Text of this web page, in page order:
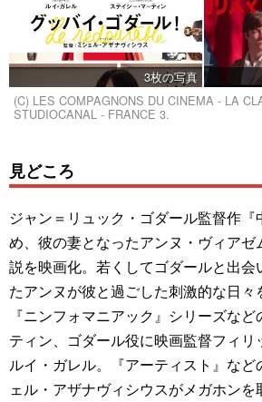
3枚の写真
(C) LES COMPAGNONS DU CINEMA - LA
STUDIOCANAL - FRANCE 3.
見どころ
ジャン＝リュック・ゴダール監督作
め、彼の妻となったアンヌ・ヴィア
説を映画化。若くしてゴダールと出会
たアンヌが彼と過ごした刺激的な日々
『ニンフォマニアック』シリーズな
ティン、ゴダール役に映画監督フィリ
ルイ・ガレル。『アーティスト』など
ェル・アザナヴィシウスがメガホンを